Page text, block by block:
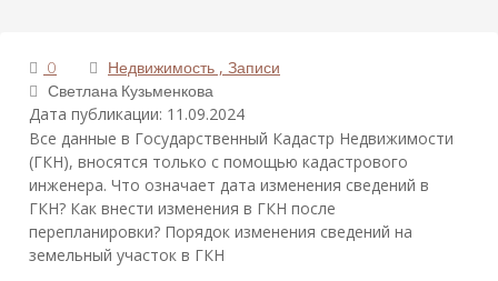
0 Недвижимость
Записи
Светлана Кузьменкова
Дата публикации: 11.09.2024
Все данные в Государственный Кадастр Недвижимости
(ГКН), вносятся только с помощью кадастрового
инженера. Что означает дата изменения сведений в
ГКН? Как внести изменения в ГКН после
перепланировки? Порядок изменения сведений на
земельный участок в ГКН